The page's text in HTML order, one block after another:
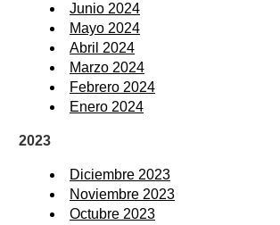
Junio 2024
Mayo 2024
Abril 2024
Marzo 2024
Febrero 2024
Enero 2024
2023
Diciembre 2023
Noviembre 2023
Octubre 2023